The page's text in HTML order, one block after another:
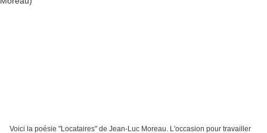
Voici la poésie "Locataires" de Jean-Luc Moreau. L'occasion pour travailler